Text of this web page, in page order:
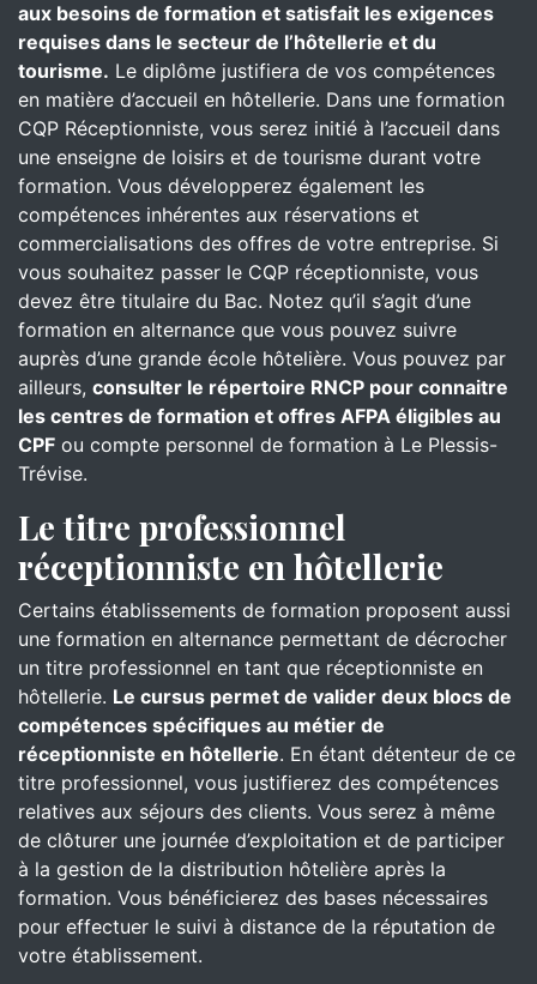
aux besoins de formation et satisfait les exigences
requises dans le secteur de l’hôtellerie et du
tourisme. Le diplôme justifiera de vos compétences
en matière d’accueil en hôtellerie. Dans une formation
CQP Réceptionniste, vous serez initié à l’accueil dans
une enseigne de loisirs et de tourisme durant votre
formation. Vous développerez également les
compétences inhérentes aux réservations et
commercialisations des offres de votre entreprise. Si
vous souhaitez passer le CQP réceptionniste, vous
devez être titulaire du Bac. Notez qu’il s’agit d’une
formation en alternance que vous pouvez suivre
auprès d’une grande école hôtelière. Vous pouvez par
ailleurs, consulter le répertoire RNCP pour connaitre
les centres de formation et offres AFPA éligibles au
CPF ou compte personnel de formation à Le Plessis-
Trévise.
Le titre professionnel
réceptionniste en hôtellerie
Certains établissements de formation proposent aussi
une formation en alternance permettant de décrocher
un titre professionnel en tant que réceptionniste en
hôtellerie. Le cursus permet de valider deux blocs de
compétences spécifiques au métier de
réceptionniste en hôtellerie. En étant détenteur de ce
titre professionnel, vous justifierez des compétences
relatives aux séjours des clients. Vous serez à même
de clôturer une journée d’exploitation et de participer
à la gestion de la distribution hôtelière après la
formation. Vous bénéficierez des bases nécessaires
pour effectuer le suivi à distance de la réputation de
votre établissement.